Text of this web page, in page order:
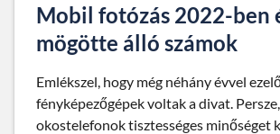
Mobil fotózás 2022-ben
mögötte álló számok
Emlékszel, hogy még néhány évvel
fényképezőgépek voltak a divat.
okostelefonok tisztességes minőséget